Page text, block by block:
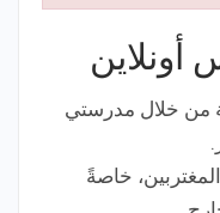
من خلال مدرستي
خاصةً